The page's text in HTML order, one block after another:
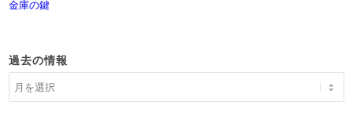
金庫の鍵
過去の情報